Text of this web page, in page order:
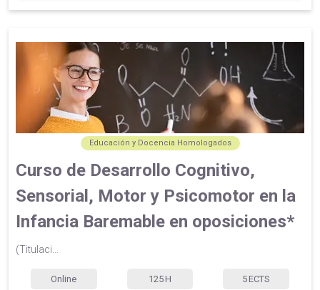
Educación y Docencia Homologados
Curso de Desarrollo Cognitivo,
Sensorial, Motor y Psicomotor en la
Infancia Baremable en oposiciones*
(Titulaci...
Online 125 H 5 ECTS